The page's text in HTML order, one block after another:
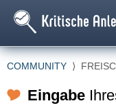
COMMUNITY ⟩
Eingabe